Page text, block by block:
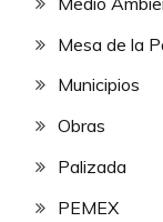
Mesa de la
Municipios
Obras
Palizada
PEMEX